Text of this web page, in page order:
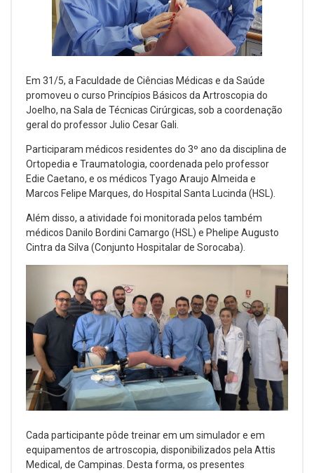
Em 31/5, a Faculdade de Ciências Médicas e da Saúde
promoveu o curso Princípios Básicos da Artroscopia do
Joelho, na Sala de Técnicas Cirúrgicas, sob a coordenação
geral do professor Julio Cesar Gali.
Participaram médicos residentes do 3º ano da disciplina de
Ortopedia e Traumatologia, coordenada pelo professor
Edie Caetano, e os médicos Tyago Araujo Almeida e
Marcos Felipe Marques, do Hospital Santa Lucinda (HSL).
Além disso, a atividade foi monitorada pelos também
médicos Danilo Bordini Camargo (HSL) e Phelipe Augusto
Cintra da Silva (Conjunto Hospitalar de Sorocaba).
Cada participante pôde treinar em um simulador e em
equipamentos de artroscopia, disponibilizados pela Attis
Medical, de Campinas. Desta forma, os presentes